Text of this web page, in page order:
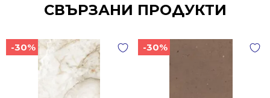
СВЪРЗАНИ ПРОДУКТИ
-30% -30%